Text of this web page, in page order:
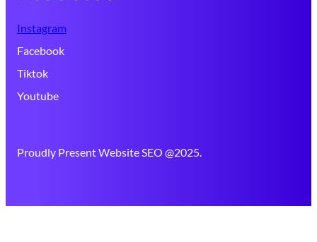
Instagram
Facebook
Tiktok
Youtube
Proudly Present Website SEO @2025.